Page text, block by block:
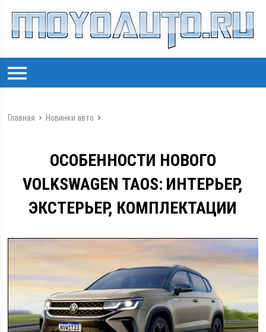
Главная Новинки авто
ОСОБЕННОСТИ НОВОГО
VOLKSWAGEN TAOS: ИНТЕРЬЕР,
ЭКСТЕРЬЕР, КОМПЛЕКТАЦИИ